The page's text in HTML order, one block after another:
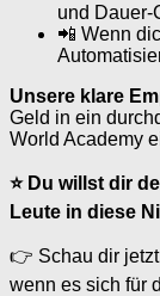
und Dauer-
📲 Wenn
Unsere klare
Geld in ein
World Academy
⭐ Du willst dir
Leute in diese
👉 Schau dir
wenn es sich für